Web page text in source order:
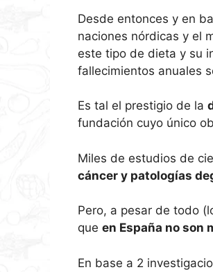
Desde entonces y en
naciones nórdicas y el
este tipo de dieta y su
fallecimientos anuales
Es tal el prestigio de la
fundación cuyo único
Miles de estudios de
cáncer y patologías
Pero, a pesar de todo
que en España no son
En base a 2